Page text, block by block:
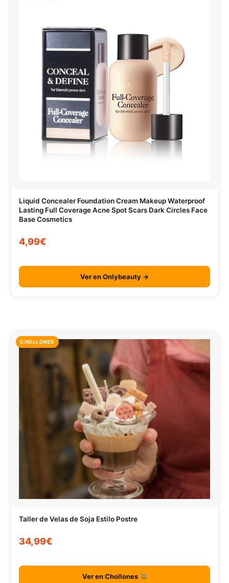
Liquid Concealer Foundation Cream Makeup Waterproof
Lasting Full Coverage Acne Spot Scars Dark Circles Face
Base Cosmetics
4,99€
Ver en Onlybeauty →
CHOLLONES
Taller de Velas de Soja Estilo Postre
34,99€
Ver en Chollones